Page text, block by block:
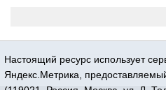
Настоящий ресурс использует
Яндекс.Метрика,